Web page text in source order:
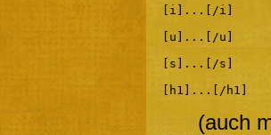
[i]...[/i]
[u]...[/u]
[s]...[/s]
[h1]...[/h1]
(auch